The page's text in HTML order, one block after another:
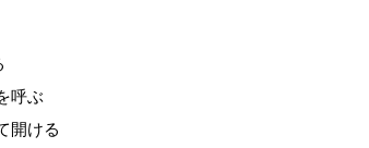
呼ぶ
開ける